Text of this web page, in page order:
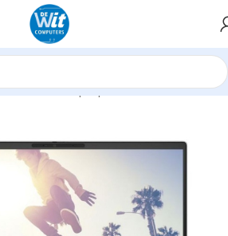
Notebooks Laptops nieuw 15.3" -16,1"